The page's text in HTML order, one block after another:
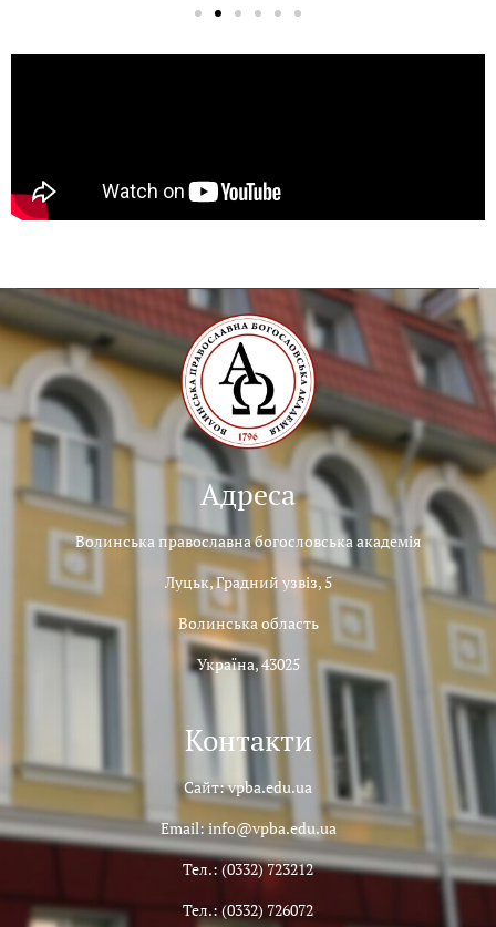
Адреса
Волинська православна богословська академія
Луцьк, Градний узвіз, 5
Волинська область
Україна, 43025
Контакти
Сайт: vpba.edu.ua
Email: info@vpba.edu.ua
Тел.: (0332) 723212
Тел.: (0332) 726072